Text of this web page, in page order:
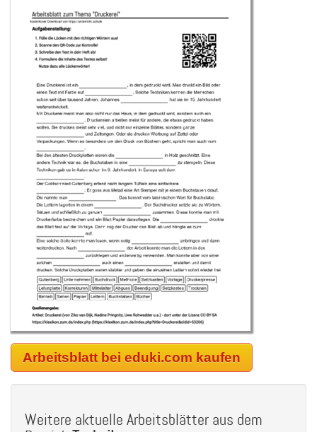
Arbeitsblatt bei eduki.com kaufen
Weitere aktuelle Arbeitsblätter aus dem